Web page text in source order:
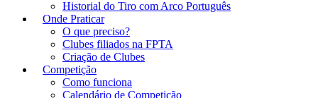
Historial do Tiro com Arco Português
Onde Praticar
O que preciso?
Clubes filiados na FPTA
Criação de Clubes
Competição
Como funciona
Calendário de Competição